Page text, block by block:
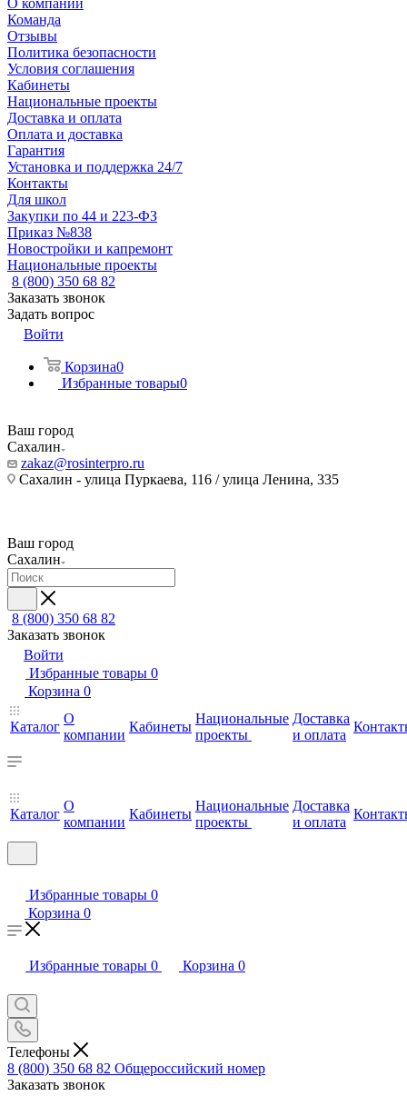
О компании
Команда
Отзывы
Политика безопасности
Условия соглашения
Кабинеты
Национальные проекты
Доставка и оплата
Оплата и доставка
Гарантия
Установка и поддержка 24/7
Контакты
Для школ
Закупки по 44 и 223-ФЗ
Приказ №838
Новостройки и капремонт
Национальные проекты
8 (800) 350 68 82
Заказать звонок
Задать вопрос
Войти
Корзина0
Избранные товары0
Ваш город
Сахалин
zakaz@rosinterpro.ru
Сахалин - улица Пуркаева, 116 / улица Ленина, 335
Ваш город
Сахалин
8 (800) 350 68 82
Заказать звонок
Войти
Избранные товары 0
Корзина 0
Каталог
О
компании
Кабинеты
Национальные
проекты
Доставка
и оплата
Каталог
О
компании
Кабинеты
Национальные
проекты
Доставка
и оплата
Избранные товары 0
Корзина 0
Избранные товары 0 Корзина 0
Телефоны
8 (800) 350 68 82 Общероссийский номер
Заказать звонок